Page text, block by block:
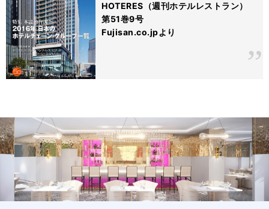
HOTERES（週刊ホテルレストラン）
第51巻9号
Fujisan.co.jpより